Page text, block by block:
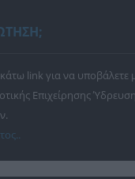
link για να υποβάλετε
Επιχείρησης